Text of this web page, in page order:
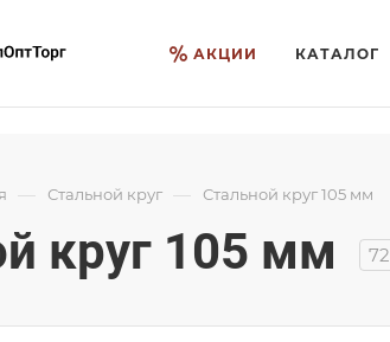
АКЦИИ КАТАЛОГ
— Стальной круг — Стальной круг 105 мм
круг 105 мм 72